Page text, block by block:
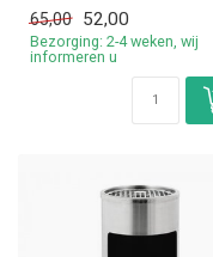
✓ Staal
✓ Bre...
65,00 52,00
Bezorging: 2-4 weken, wij
informeren u